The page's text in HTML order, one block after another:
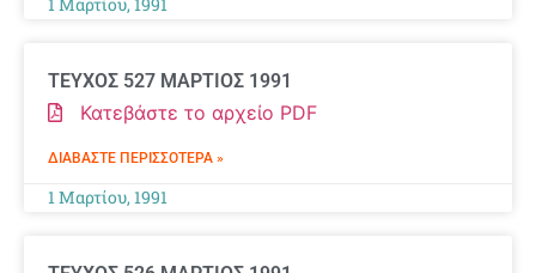
ΤΕΥΧΟΣ 527 ΜΑΡΤΙΟΣ 1991
Κατεβάστε το αρχείο PDF
ΔΙΑΒΆΣΤΕ ΠΕΡΙΣΣΌΤΕΡΑ »
1 Μαρτίου, 1991